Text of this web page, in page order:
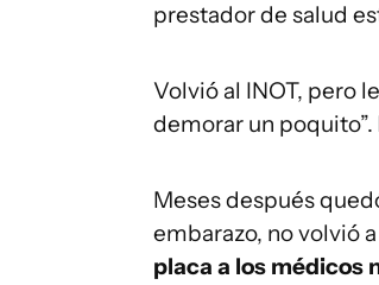
prestador de salud
Volvió al INOT, pero
demorar un poquito”.
Meses después
embarazo, no volvió
placa a los médicos